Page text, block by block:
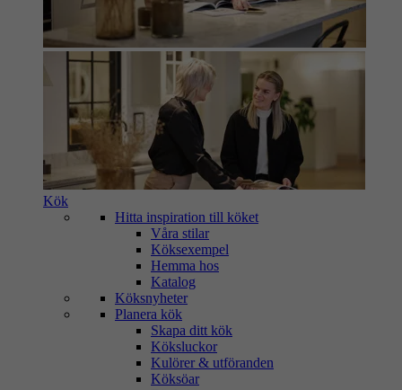
Kök
Hitta inspiration till köket
Våra stilar
Köksexempel
Hemma hos
Katalog
Köksnyheter
Planera kök
Skapa ditt kök
Köksluckor
Kulörer & utföranden
Köksöar